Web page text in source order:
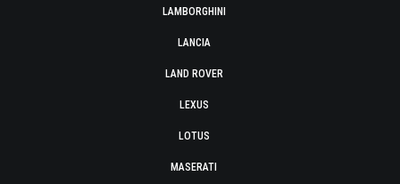
LAMBORGHINI
LANCIA
LAND ROVER
LEXUS
LOTUS
MASERATI